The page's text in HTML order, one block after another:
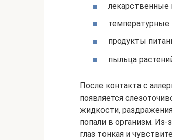
лекарственные
температурные
продукты
пыльца
После контакта с
появляется
жидкости,
попали в организм. Из-
глаз тонкая и